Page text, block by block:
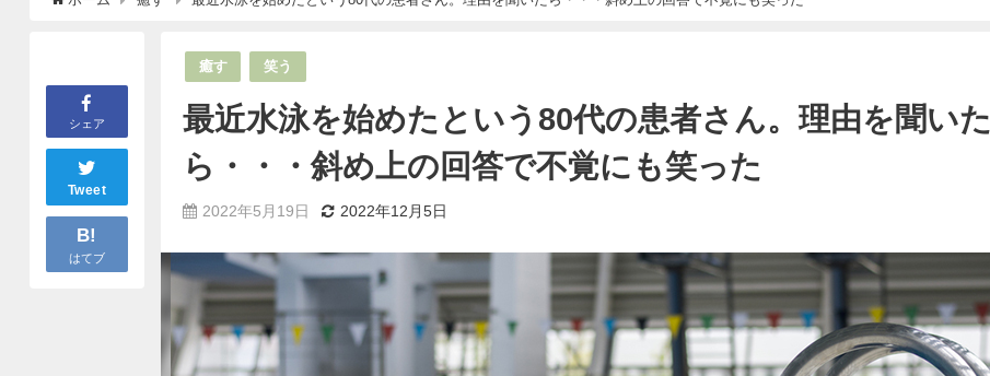
シェア
Tweet
B!
はてブ
癒す 笑う
最近水泳を始めたという80代の患者さん。理由を聞いた
ら・・・斜め上の回答で不覚にも笑った
2022年5月19日 2022年12月5日